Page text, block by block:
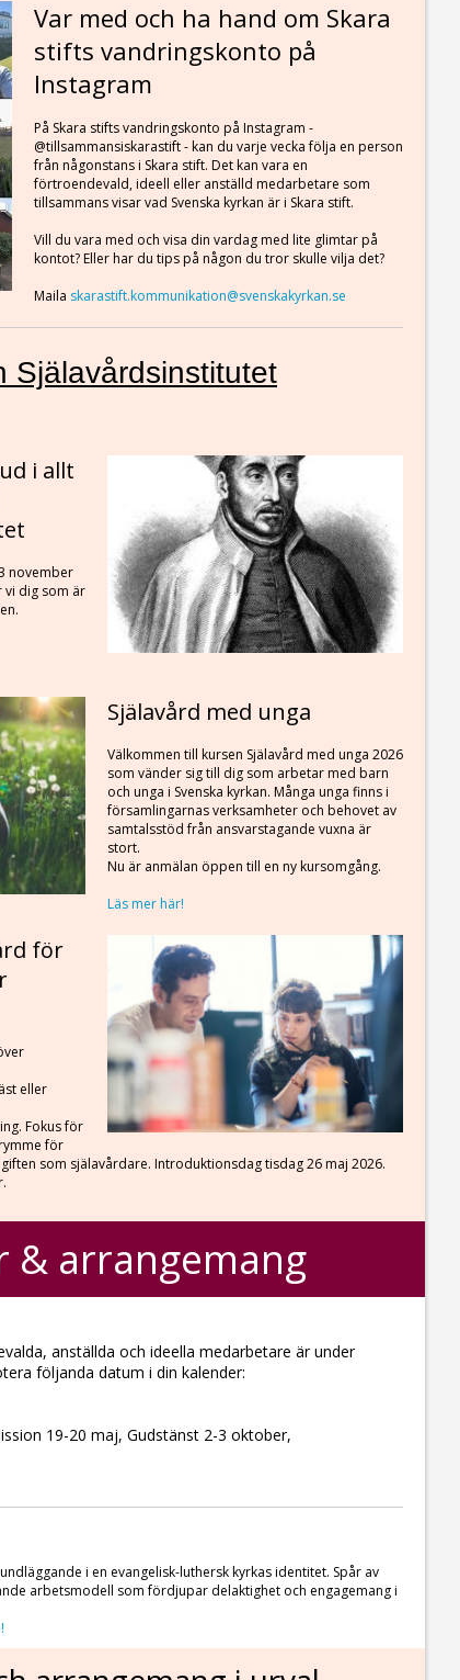
Var med och ha hand om Skara
stifts vandringskonto på
Instagram
På Skara stifts vandringskonto på Instagram -
@tillsammansiskarastift - kan du varje vecka följa en person
från någonstans i Skara stift. Det kan vara en
förtroendevald, ideell eller anställd medarbetare som
tillsammans visar vad Svenska kyrkan är i Skara stift.
Vill du vara med och visa din vardag med lite glimtar på
kontot? Eller har du tips på någon du tror skulle vilja det?
Maila skarastift.kommunikation@svenskakyrkan.se
Själavårdsinstitutet
i allt
november
vi dig som är
Själavård med unga
Välkommen till kursen Själavård med unga 2026
som vänder sig till dig som arbetar med barn
och unga i Svenska kyrkan. Många unga finns i
församlingarnas verksamheter och behovet av
samtalsstöd från ansvarstagande vuxna är
stort.
Nu är anmälan öppen till en ny kursomgång.
Läs mer här!
för
eller
Fokus för
för
som själavårdare. Introduktionsdag tisdag 26 maj 2026.
& arrangemang
anställda och ideella medarbetare är under
följanda datum i din kalender:
19-20 maj, Gudstänst 2-3 oktober,
i en evangelisk-luthersk kyrkas identitet. Spår av
arbetsmodell som fördjupar delaktighet och engagemang i